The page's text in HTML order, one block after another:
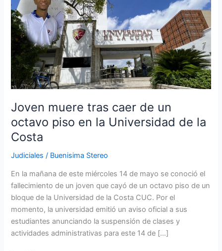
Joven muere tras caer de un
octavo piso en la Universidad de la
Costa
Judiciales / Buenisima Stereo
En la mañana de este miércoles 14 de mayo se conoció el
fallecimiento de un joven que cayó de un octavo piso de un
bloque de la Universidad de la Costa CUC. Por el
momento, la universidad emitió un aviso oficial a sus
estudiantes anunciando la suspensión de clases y
actividades administrativas para este 14 de […]
tras
caer
de
un
octavo
piso
en
la
de
la
Costa